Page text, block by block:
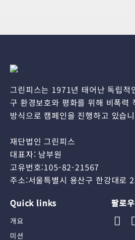
그린피스는 1971년 태어난 독립적
구 환경보호와 평화를 위해 비폭력
방식으로 캠페인을 진행하고 있습
재단법인 그린피스
대표자: 남부원
고유번호:105-82-21567
주소:서울특별시 용산구 한강대로
Quick links
개요
미션
팔로